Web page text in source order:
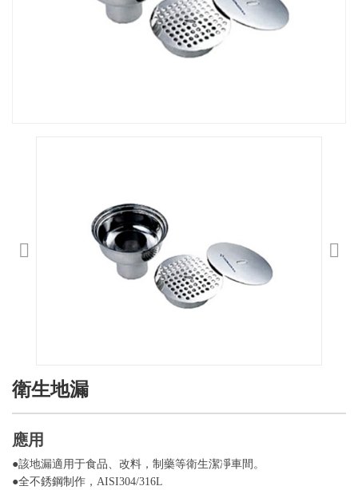
衛生地漏
應用
●該地漏適用于食品、改料，制藥等衛生潔凈車間。
●全不銹鋼制作，AISI304/316L